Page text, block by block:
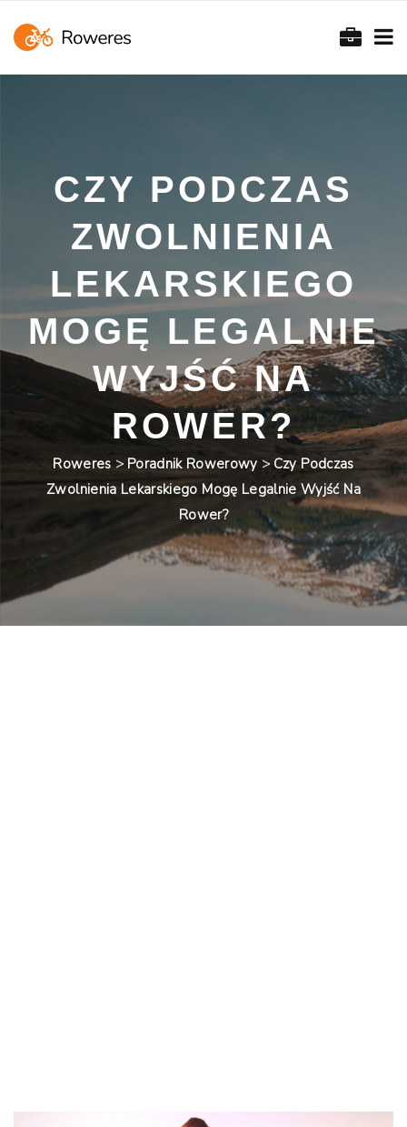
CZY PODCZAS
ZWOLNIENIA
LEKARSKIEGO
MOGĘ LEGALNIE
WYJŚĆ NA
ROWER?
Roweres > Poradnik Rowerowy > Czy Podczas
Zwolnienia Lekarskiego Mogę Legalnie Wyjść Na
Rower?